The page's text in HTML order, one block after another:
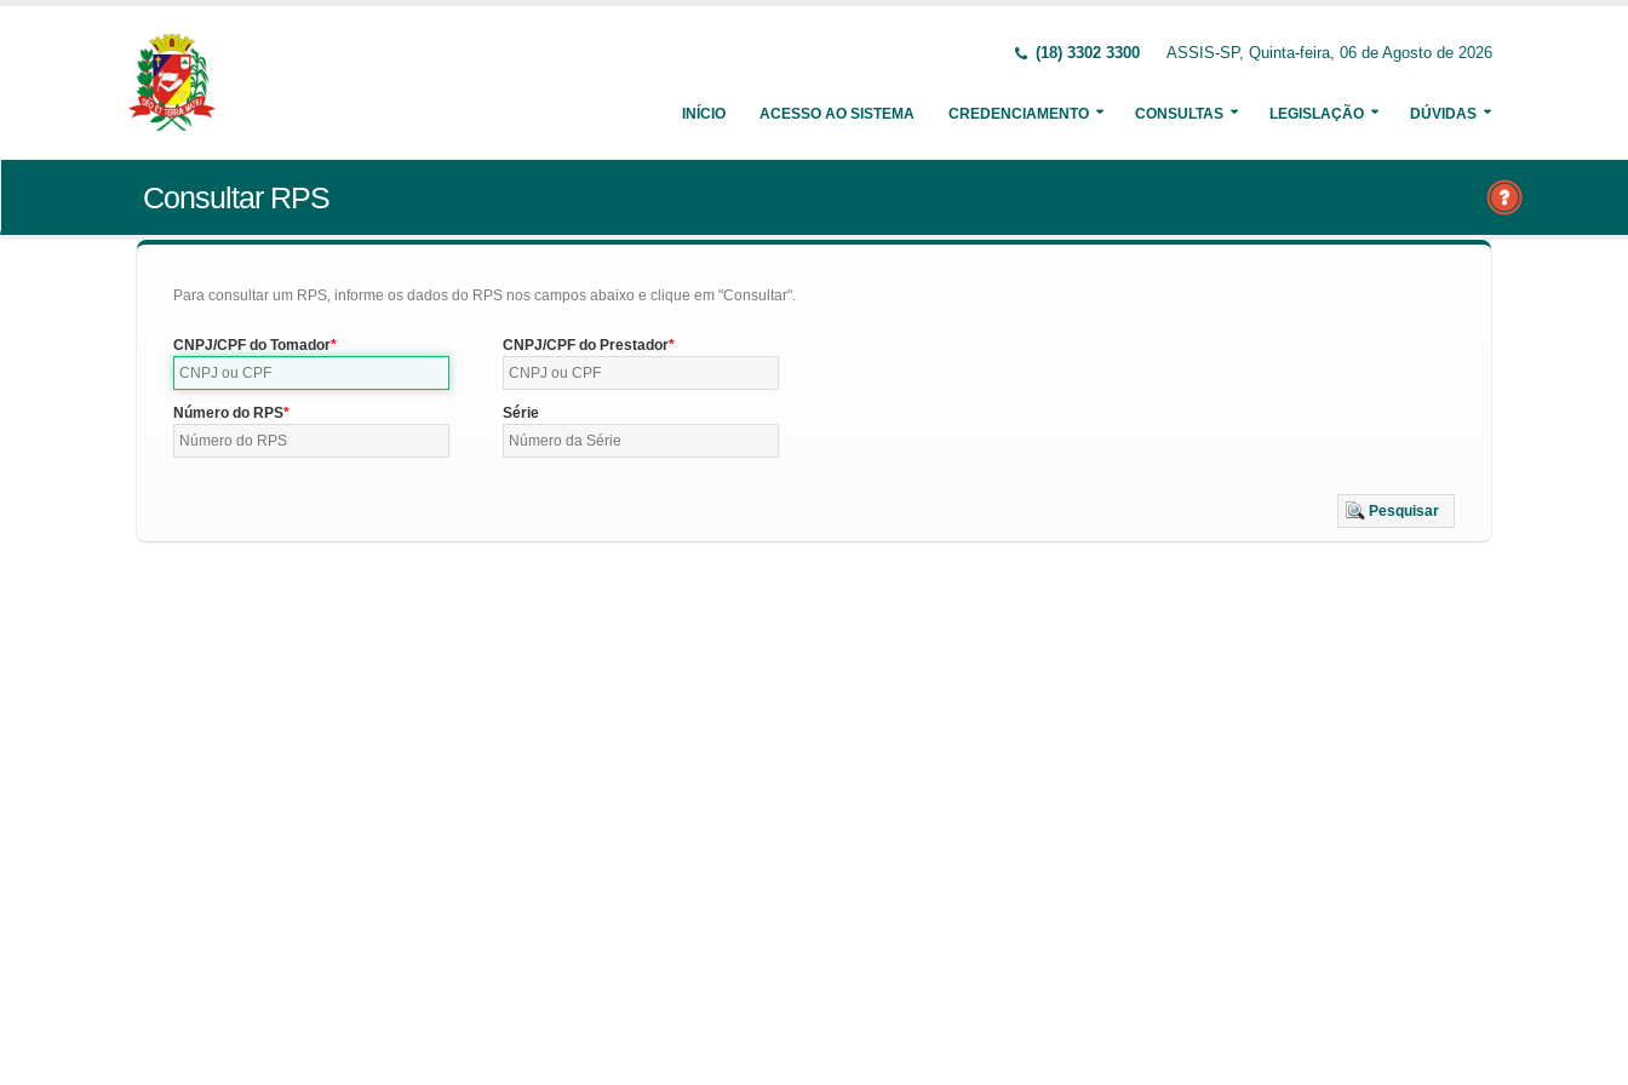
(18) 3302 3300 ASSIS-SP, Quinta-feira, 06 de Agosto de 2026
INÍCIO ACESSO AO SISTEMA CREDENCIAMENTO CONSULTAS LEGISLAÇÃO DÚVIDAS
Consultar RPS
Para consultar um RPS, informe os dados do RPS nos campos abaixo e clique em "Consultar".
CNPJ/CPF do Tomador CNPJ/CPF do Prestador
Número do RPS Série
Pesquisar